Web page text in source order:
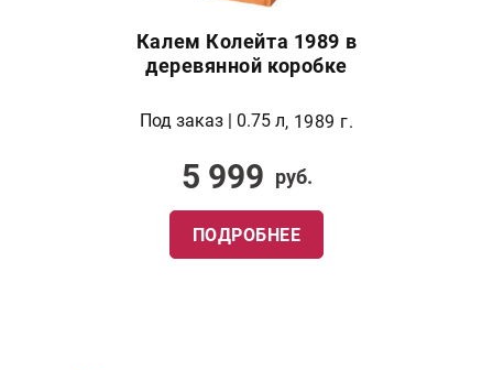
Калем Колейта 1989 в
деревянной коробке
Под заказ | 0.75 л, 1989 г.
5 999 руб.
ПОДРОБНЕЕ